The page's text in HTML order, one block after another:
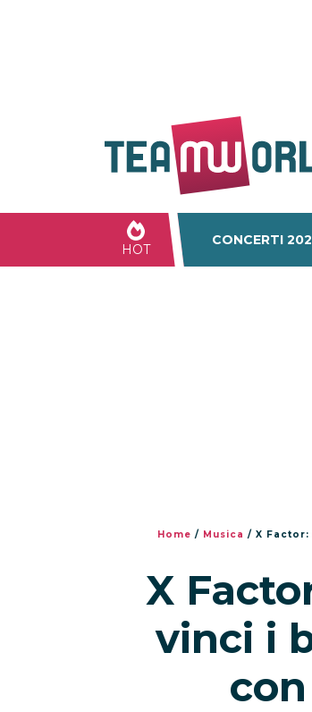
HOT
CONCERTI
Home / Musica / X
X
vinci i